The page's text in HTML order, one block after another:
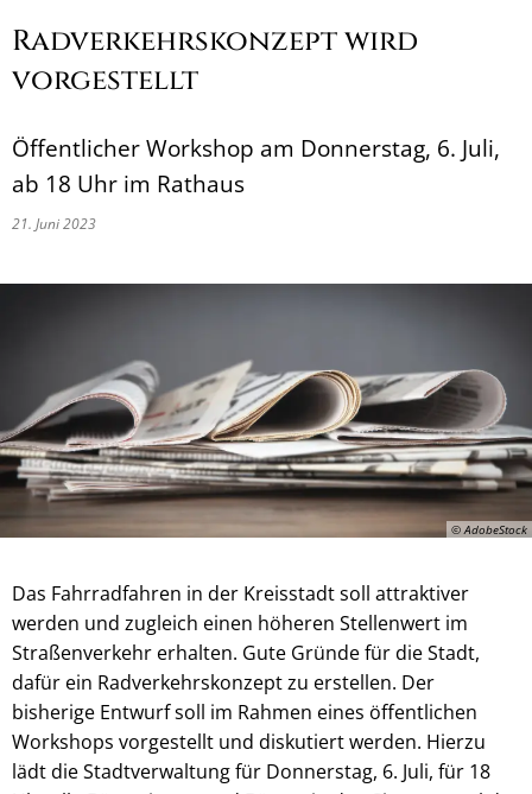
Radverkehrskonzept wird
vorgestellt
Öffentlicher Workshop am Donnerstag, 6. Juli,
ab 18 Uhr im Rathaus
21. Juni 2023
© AdobeStock
Das Fahrradfahren in der Kreisstadt soll attraktiver
werden und zugleich einen höheren Stellenwert im
Straßenverkehr erhalten. Gute Gründe für die Stadt,
dafür ein Radverkehrskonzept zu erstellen. Der
bisherige Entwurf soll im Rahmen eines öffentlichen
Workshops vorgestellt und diskutiert werden. Hierzu
lädt die Stadtverwaltung für Donnerstag, 6. Juli, für 18